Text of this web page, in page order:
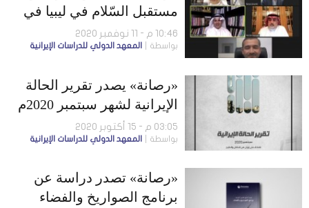
مستقبل السّلام في ليبيا في
ظل استمرار التدخلات
الخارجيّة
10:46 م - 11 نوفمبر 2020
بواسطة المعهد الدولي للدراسات الإيرانية
«رصانة» يصدر تقرير الحالة
الإيرانية لشهر سبتمبر 2020م
03:05 م - 15 أكتوبر 2020
بواسطة المعهد الدولي للدراسات الإيرانية
«رصانة» تصدر دراسة عن
برنامج الصواريخ والفضاء